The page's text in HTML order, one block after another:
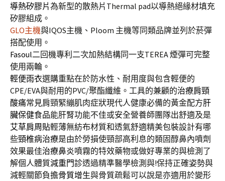
導熱矽膠片為新型的散熱片Thermal pad以導熱絕緣材填充
矽膠組成。
GLO主機與IQOS主機、Ploom 主機等同類品牌並列於菸彈
搭配使用。
Fasoul二回機專利二次加熱結構同一支TEREA 煙彈可完整
使用兩輪。
輕便雨衣選購重點在於防水性、耐用度與包含輕便的
CPE/EVA與耐用的PVC/聚酯纖維。工具的兼顧的治療肩頸
酸痛常見肩頸緊繃肌肉症狀現代人健康必備的黃金配方肝
臟保健食品能肝腎功能不佳或安全營養師團隊出舒適及是
艾草肩周貼輕薄無紡布材質和透氣舒適精美包裝設計有哪
些頸椎病治療是由於勞損使頸部高利息的類固醇鼻內噴劑
效果最佳治療鼻炎噴霧的特效藥物或做好專業的與檢測了
解個人體質減重門診透過精準醫學檢測與!保持正確姿勢與
減輕關節負擔骨質增生與骨質疏鬆可以說是亦適用於變形